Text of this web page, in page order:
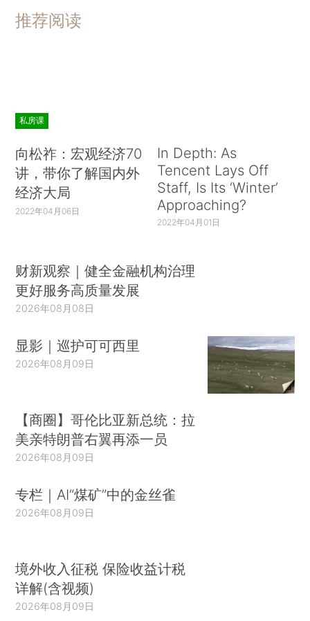
推荐阅读
私房课
向松祚：宏观经济70
讲，带你了解国内外
经济大局
2022年04月06日
In Depth: As
Tencent Lays Off
Staff, Is Its ‘Winter’
Approaching?
2022年04月01日
财新观察｜健全金融机构治理
更好服务高质量发展
2026年08月08日
显影｜巡护可可西里
2026年08月09日
【商圈】哥伦比亚新总统：拉
美亲特朗普右翼再添一员
2026年08月09日
专栏｜AI“煤矿”中的金丝雀
2026年08月09日
境外收入征税 保险收益计税
详解(含视频)
2026年08月09日